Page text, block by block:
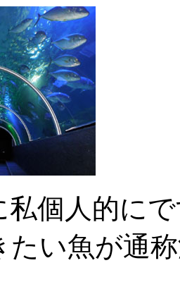
私個人的に
たい魚が通